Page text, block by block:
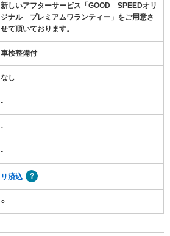
新しいアフターサービス「GOOD SPEEDオリ
ジナル プレミアムワランティー」をご用意さ
せて頂いております。
車検整備付
なし
-
-
-
リ済込
○